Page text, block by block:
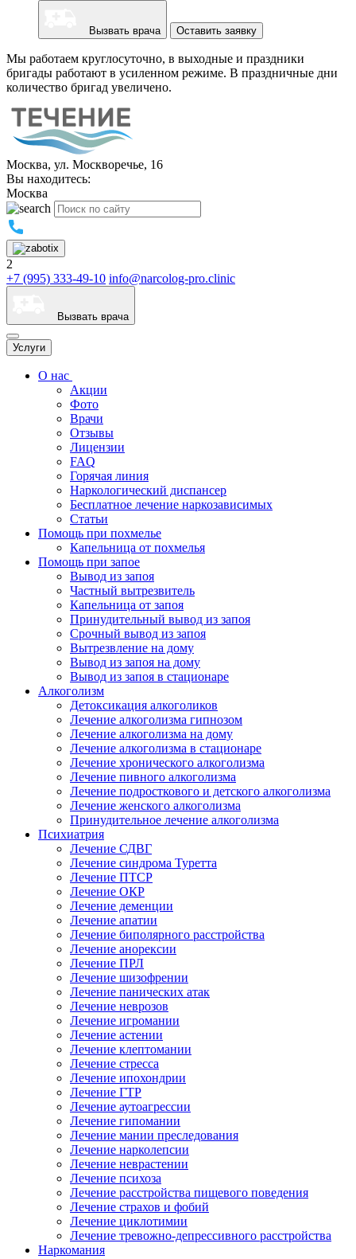
Вызвать врача Оставить заявку
Мы работаем круглосуточно, в выходные и праздники
бригады работают в усиленном режиме. В праздничные дни
количество бригад увеличено.
Москва, ул. Москворечье, 16
Вы находитесь:
Москва
2
+7 (995) 333-49-10 info@narcolog-pro.clinic
Вызвать врача
Услуги
О нас
Акции
Фото
Врачи
Отзывы
Лицензии
FAQ
Горячая линия
Наркологический диспансер
Бесплатное лечение наркозависимых
Статьи
Помощь при похмелье
Капельница от похмелья
Помощь при запое
Вывод из запоя
Частный вытрезвитель
Капельница от запоя
Принудительный вывод из запоя
Срочный вывод из запоя
Вытрезвление на дому
Вывод из запоя на дому
Вывод из запоя в стационаре
Алкоголизм
Детоксикация алкоголиков
Лечение алкоголизма гипнозом
Лечение алкоголизма на дому
Лечение алкоголизма в стационаре
Лечение хронического алкоголизма
Лечение пивного алкоголизма
Лечение подросткового и детского алкоголизма
Лечение женского алкоголизма
Принудительное лечение алкоголизма
Психиатрия
Лечение СДВГ
Лечение синдрома Туретта
Лечение ПТСР
Лечение ОКР
Лечение деменции
Лечение апатии
Лечение биполярного расстройства
Лечение анорексии
Лечение ПРЛ
Лечение шизофрении
Лечение панических атак
Лечение неврозов
Лечение игромании
Лечение астении
Лечение клептомании
Лечение стресса
Лечение ипохондрии
Лечение ГТР
Лечение аутоагрессии
Лечение гипомании
Лечение мании преследования
Лечение нарколепсии
Лечение неврастении
Лечение психоза
Лечение расстройства пищевого поведения
Лечение страхов и фобий
Лечение циклотимии
Лечение тревожно-депрессивного расстройства
Наркомания